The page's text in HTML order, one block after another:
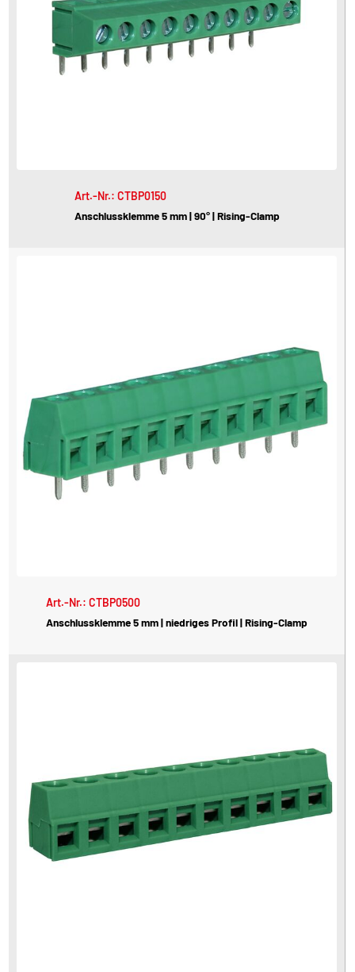
Art.-Nr.: CTBP0150
Anschlussklemme 5 mm | 90° | Rising-Clamp
Art.-Nr.: CTBP0500
Anschlussklemme 5 mm | niedriges Profil | Rising-Clamp